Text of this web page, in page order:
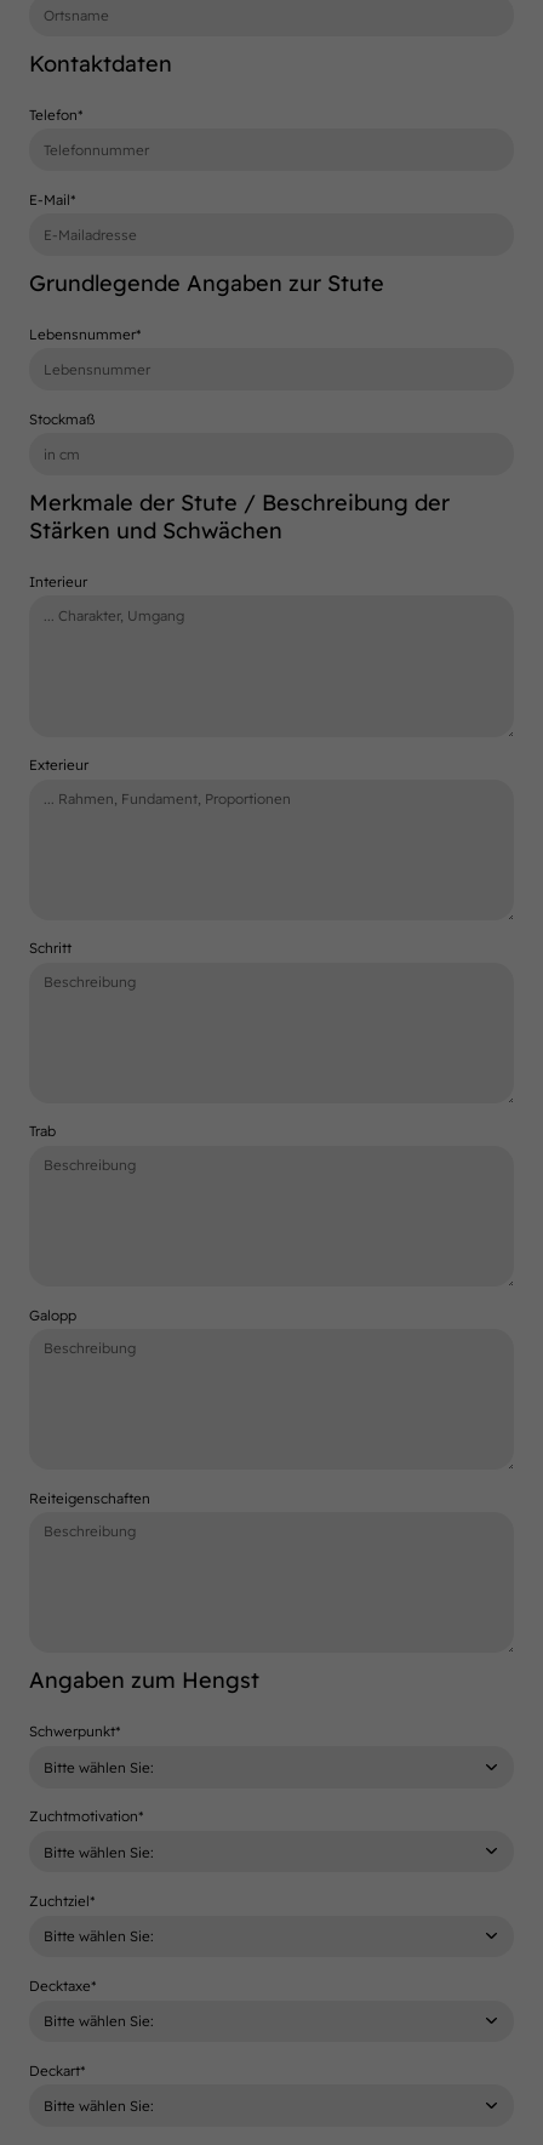
Kontaktdaten
Telefon*
E-Mail*
Grundlegende Angaben zur Stute
Lebensnummer*
Stockmaß
Merkmale der Stute / Beschreibung der
Stärken und Schwächen
Interieur
Exterieur
Schritt
Trab
Galopp
Reiteigenschaften
Angaben zum Hengst
Schwerpunkt*
Zuchtmotivation*
Zuchtziel*
Decktaxe*
Deckart*